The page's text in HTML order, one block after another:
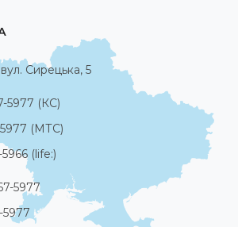
Сирецька, 5
5977 (КС)
5977 (МТС)
(life:)
5977